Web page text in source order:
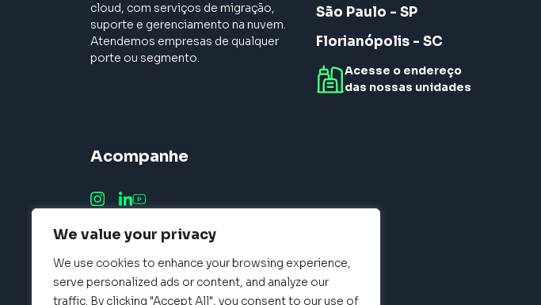
We value your privacy
We use cookies to enhance your browsing experience,
serve personalized ads or content, and analyze our
traffic. By clicking "Accept All", you consent to our use of
cloud, com serviços de migração,
suporte e gerenciamento na nuvem.
Atendemos empresas de qualquer
porte ou segmento.
São Paulo - SP
Florianópolis - SC
Acesse o endereço
das nossas unidades
Acompanhe